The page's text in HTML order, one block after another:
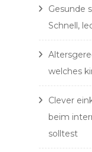
Gesunde
Schnell,
welches
Clever
beim
solltest